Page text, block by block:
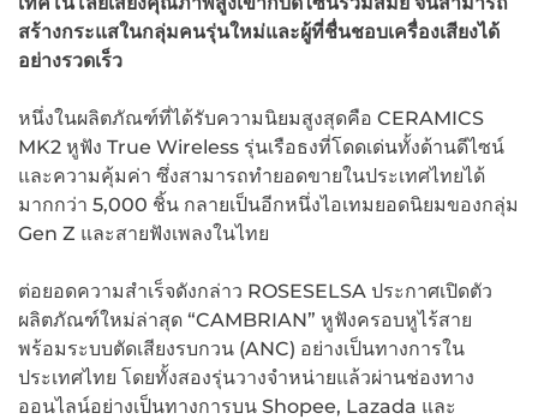
สร้างกระแสในกลุ่มคนรุ่นใหม่และผู้ที่ชื่นชอบเครื่องเสียงได้
อย่างรวดเร็ว
หนึ่งในผลิตภัณฑ์ที่ได้รับความนิยมสูงสุดคือ CERAMICS
MK2 หูฟัง True Wireless รุ่นเรือธงที่โดดเด่นทั้งด้านดีไซน์
และความคุ้มค่า ซึ่งสามารถทำยอดขายในประเทศไทยได้
มากกว่า 5,000 ชิ้น กลายเป็นอีกหนึ่งไอเทมยอดนิยมของกลุ่ม
Gen Z และสายฟังเพลงในไทย
ต่อยอดความสำเร็จดังกล่าว ROSESELSA ประกาศเปิดตัว
ผลิตภัณฑ์ใหม่ล่าสุด “CAMBRIAN” หูฟังครอบหูไร้สาย
พร้อมระบบตัดเสียงรบกวน (ANC) อย่างเป็นทางการใน
ประเทศไทย โดยทั้งสองรุ่นวางจำหน่ายแล้วผ่านช่องทาง
ออนไลน์อย่างเป็นทางการบน Shopee, Lazada และ